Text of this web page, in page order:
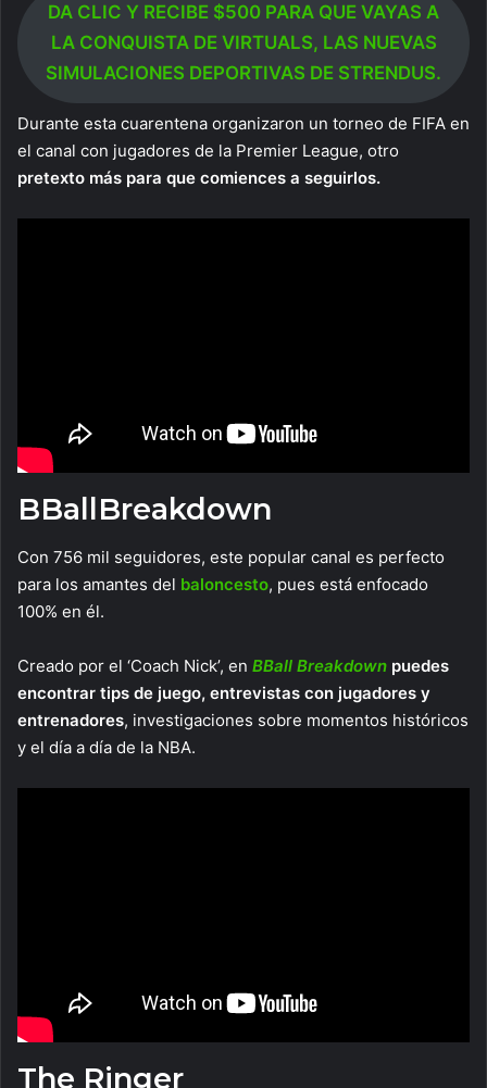
DA CLIC Y RECIBE $500 PARA QUE VAYAS A
LA CONQUISTA DE VIRTUALS, LAS NUEVAS
SIMULACIONES DEPORTIVAS DE STRENDUS.
Durante esta cuarentena organizaron un torneo de FIFA en
el canal con jugadores de la Premier League, otro
pretexto más para que comiences a seguirlos.
BBallBreakdown
Con 756 mil seguidores, este popular canal es perfecto
para los amantes del baloncesto, pues está enfocado
100% en él.
Creado por el ‘Coach Nick’, en BBall Breakdown puedes
encontrar tips de juego, entrevistas con jugadores y
entrenadores, investigaciones sobre momentos históricos
y el día a día de la NBA.
The Ringer